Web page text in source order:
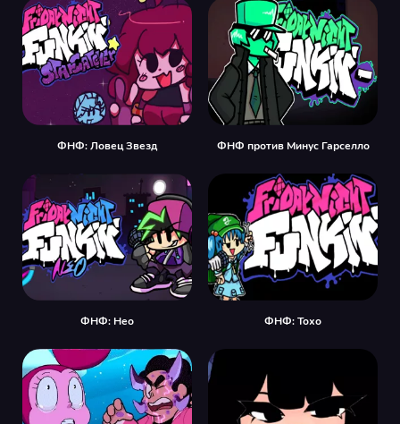
ФНФ: Ловец Звезд ФНФ против Минус Гарселло
ФНФ: Нео ФНФ: Тохо